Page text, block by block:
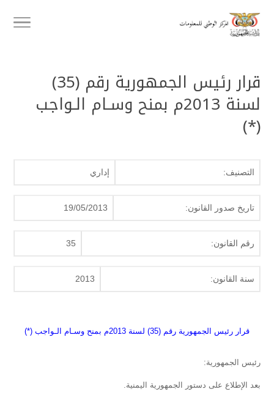
قرار رئيس الجمهورية رقم (35)
لسنة 2013م بمنح وسـام الـواجب
(*)
التصنيف: إداري
تاريخ صدور القانون: 19/05/2013
رقم القانون: 35
سنة القانون: 2013
قرار رئيس الجمهورية رقم (35) لسنة 2013م بمنح وسـام الـواجب (*)
رئيس الجمهورية:
بعد الإطلاع على دستور الجمهورية اليمنية.